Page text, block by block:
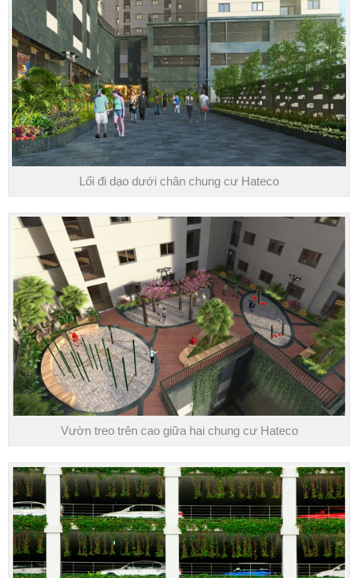
Lối đi dạo dưới chân chung cư Hateco
Vườn treo trên cao giữa hai chung cư ​Hateco